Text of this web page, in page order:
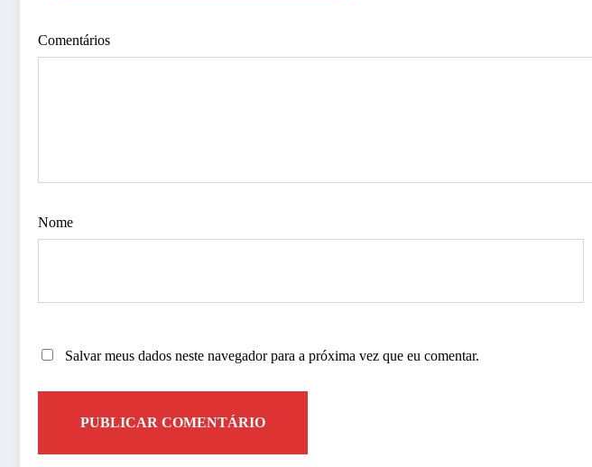
Comentários
Nome
Salvar meus dados neste navegador para a próxima vez que eu comentar.